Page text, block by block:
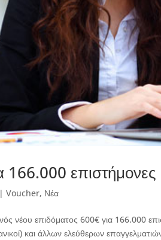
166.000
| Voucher, Νέα
νέου επιδόματος 600€ για 166.000
και άλλων ελεύθερων